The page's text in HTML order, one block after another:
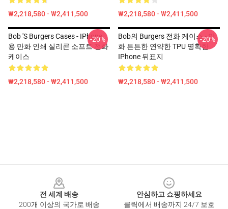
₩2,218,580 - ₩2,411,500 ₩2,218,580 - ₩2,411,500
Bob 's Burgers Cases - IPhone
용 만화 인쇄 실리콘 소프트 전화
케이스
₩2,218,580 - ₩2,411,500
-20%
Bob의 Burgers 전화 케이스 - 만
화 튼튼한 연약한 TPU 명확한
IPhone 뒤표지
₩2,218,580 - ₩2,411,500
-20%
전 세계 배송
200개 이상의 국가로 배송
안심하고 쇼핑하세요
클릭에서 배송까지 24/7 보호